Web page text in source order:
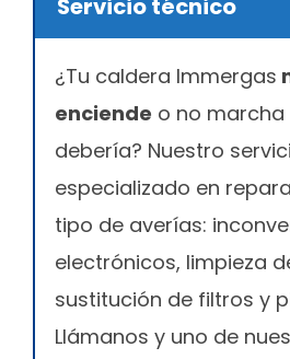
Servicio técnico
¿Tu caldera Immergas
enciende o no
debería? Nuestro
especializado en
tipo de averías:
electrónicos, limpieza
sustitución de filtros y
Llámanos y uno de